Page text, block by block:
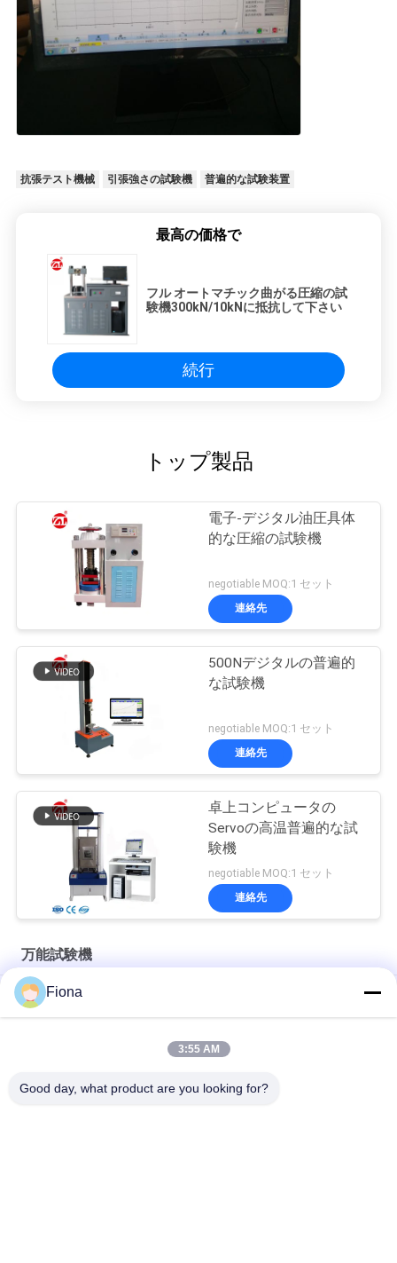
抗張テスト機械 引張強さの試験機 普遍的な試験装置
最高の価格で
フル オートマチック曲がる圧縮の試
験機300kN/10kNに抵抗して下さい
続行
トップ製品
電子-デジタル油圧具体
的な圧縮の試験機
negotiable MOQ:1 セット
連絡先
500Nデジタルの普遍的
な試験機
negotiable MOQ:1 セット
連絡先
卓上コンピュータの
Servoの高温普遍的な試
験機
negotiable MOQ:1 セット
連絡先
万能試験機
デスクトップ 単列 ユニバーサル 張力 テスト プラスチック ボト
ル カップ 圧縮 試験 機械
ダミープル試験用万能引張試験機 万能試験機
Fiona
3:55 AM
Good day, what product are you looking for?